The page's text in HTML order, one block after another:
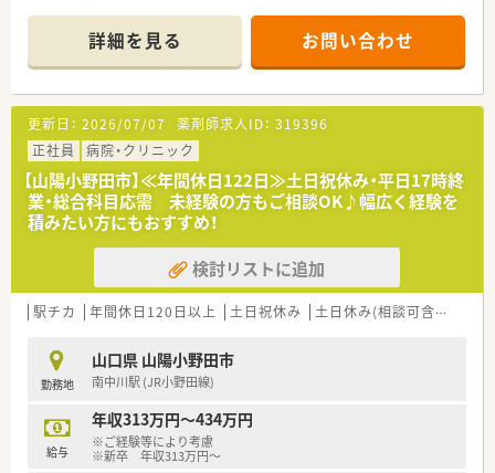
■教育体制整っています
■近隣クリニックメイン応需
■在宅は近隣施設がメインとなります
■常勤2名のヘルプパート募集です
■電子薬歴完備
■車通勤OK、最寄駅からも徒歩圏内です
○こんな方にオススメです○
■大手チェーン薬局で働きたい方
■パート薬剤師として久しぶりに働きたい方
■パートで社会保険に加入したい方
詳細を見る お問い合わせ
更新日： 2026/07/07 薬剤師求人ID： 319396
正社員
病院・クリニック
【山陽小野田市】≪年間休日122日≫土日祝休み・平日17時終
業・総合科目応需 未経験の方もご相談OK♪幅広く経験を
積みたい方にもおすすめ！
検討リストに追加
駅チカ 年間休日120日以上 土日祝休み 土日休み(相談可含む)
勤務地
山口県 山陽小野田市
南中川駅 (JR小野田線)
給与
年収313万円～434万円
※ご経験等により考慮
※新卒 年収313万円～